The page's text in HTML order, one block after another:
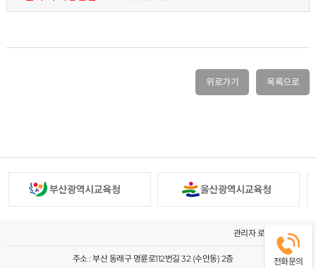
위로가기 목록으로
관리자 로그인
주소 : 부산 동래구 명륜로112번길 32 (수안동) 2층 전화문의